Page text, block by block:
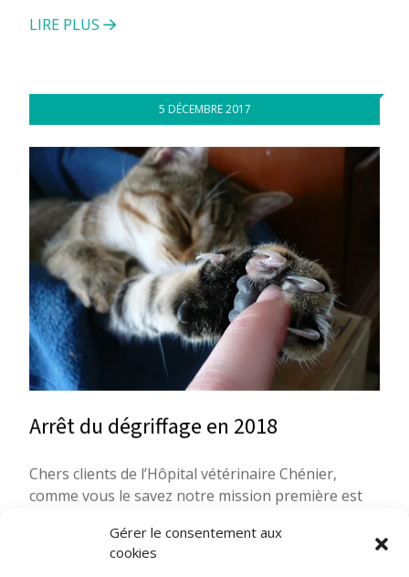
Gérer le consentement aux
cookies
LIRE PLUS
5 DÉCEMBRE 2017
Arrêt du dégriffage en 2018
Chers clients de l’Hôpital vétérinaire Chénier,
comme vous le savez notre mission première est
connaissances et de continuellement progresser